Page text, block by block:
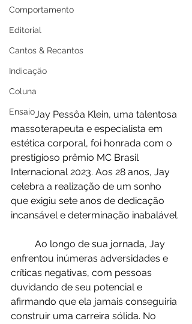
Comportamento
Editorial
Cantos & Recantos
Indicação
Coluna
Ensaio
	Jay Pessôa Klein, uma talentosa
massoterapeuta e especialista em
estética corporal, foi honrada com o
prestigioso prêmio MC Brasil
Internacional 2023. Aos 28 anos, Jay
celebra a realização de um sonho
que exigiu sete anos de dedicação
incansável e determinação inabalável.
enfrentou inúmeras adversidades e
críticas negativas, com pessoas
duvidando de seu potencial e
afirmando que ela jamais conseguiria
construir uma carreira sólida. No